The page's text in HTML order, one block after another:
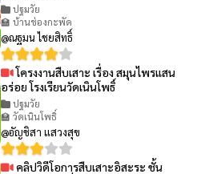
ปฐมวัย
🏫 บ้านช่องกะพัด
@ณฐมน ไชยสิทธิ์
โครงงานสืบเสาะ เรื่อง สมุนไพรแสน
อร่อย โรงเรียนวัดเนินโพธิ์
ปฐมวัย
🏫 วัดเนินโพธิ์
@อัญชิสา แสวงสุข
คลิปวิดีโอการสืบเสาะอิสะระ ชั้น